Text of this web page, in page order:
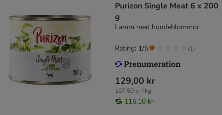
Purizon Single Meat 6 x 200
g
Lamm med humleblommor
129,00 kr
107,50 kr / kg
116,10 kr
Rating: 1/5 (1)